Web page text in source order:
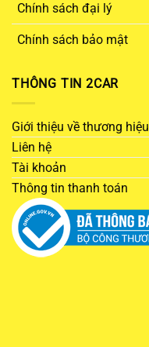
Chính sách đại lý
Chính sách bảo mật
THÔNG TIN 2CAR
Giới thiệu về thương hiệu
Liên hệ
Tài khoản
Thông tin thanh toán